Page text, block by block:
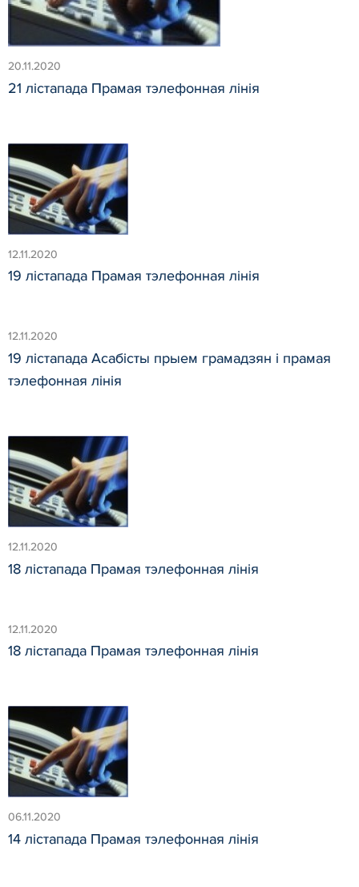
20.11.2020
21 лістапада Прамая тэлефонная лінія
12.11.2020
19 лістапада Прамая тэлефонная лінія
12.11.2020
19 лістапада Асабісты прыем грамадзян і прамая
тэлефонная лінія
12.11.2020
18 лістапада Прамая тэлефонная лінія
12.11.2020
18 лістапада Прамая тэлефонная лінія
06.11.2020
14 лістапада Прамая тэлефонная лінія